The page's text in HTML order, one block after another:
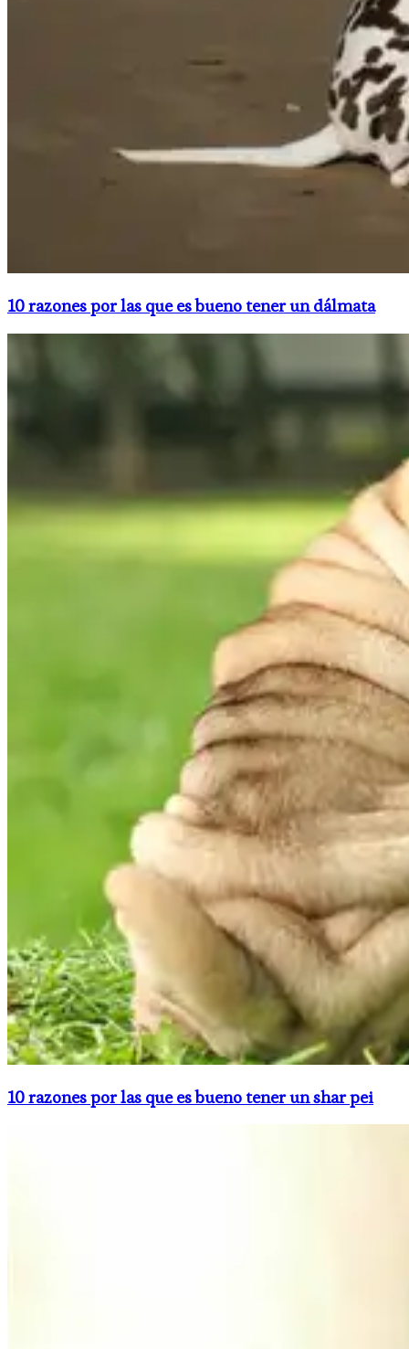
10 razones por las que es bueno tener un dálmata
10 razones por las que es bueno tener un shar pei